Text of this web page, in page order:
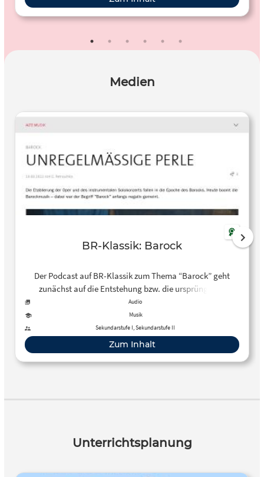
Zugang zu ihrem Leben und Werk ermöglichen. Der
Filmbeitrag aus der Reihe ZDF-Doku stellt den
Medien
BR-Klassik: Barock
Der Podcast auf BR-Klassik zum Thema “Barock” geht
zunächst auf die Entstehung bzw. die ursprüngliche
Bedeutung der Epochenbezeichnung ein und stellt
anschließend zentrale Merkmale der Epoche vor.
Audio
Musik
Sekundarstufe I, Sekundarstufe II
Zum Inhalt
Unterrichtsplanung